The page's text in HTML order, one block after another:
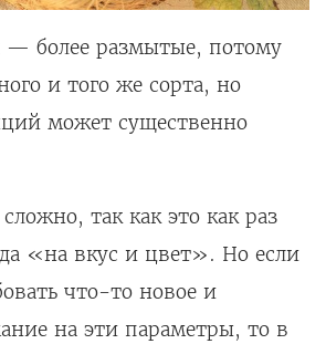
— более размытые, потому
и того же сорта, но
может существенно
так как это как раз
«на вкус и цвет». Но если
что-то новое и
на эти параметры, то в